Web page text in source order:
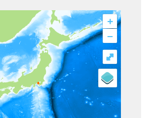
+
–
⤢